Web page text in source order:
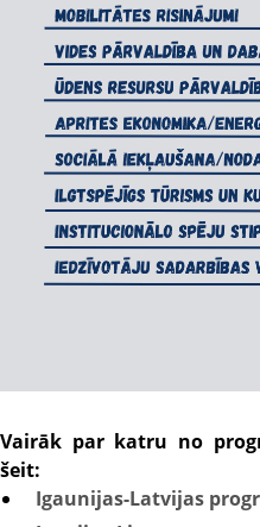
Vairāk par katru no
šeit:
Igaunijas-Latvijas